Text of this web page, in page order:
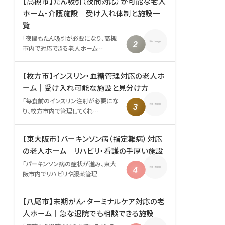
ホーム・介護施設｜受け入れ体制と施設一
覧
「夜間もたん吸引が必要になり、高槻
市内で対応できる老人ホーム…
【枚方市】インスリン・血糖管理対応の老人ホ
ーム｜受け入れ可能な施設と見分け方
「毎食前のインスリン注射が必要にな
り、枚方市内で管理してくれ…
【東大阪市】パーキンソン病（指定難病）対応
の老人ホーム｜リハビリ・看護の手厚い施設
「パーキンソン病の症状が進み、東大
阪市内でリハビリや服薬管理…
【八尾市】末期がん・ターミナルケア対応の老
人ホーム｜急な退院でも相談できる施設